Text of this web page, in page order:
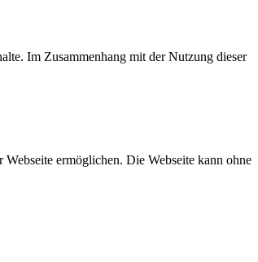
Im Zusammenhang mit der Nutzung dieser
ermöglichen. Die Webseite kann ohne